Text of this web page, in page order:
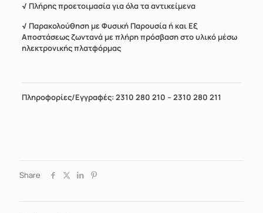
√ Πλήρης προετοιμασία για όλα τα αντικείμενα
√ Παρακολούθηση με Φυσική Παρουσία ή και Εξ
Αποστάσεως ζωντανά με πλήρη πρόσβαση στο υλικό μέσω
ηλεκτρονικής πλατφόρμας
Πληροφορίες/Εγγραφές: 2310 280 210 – 2310 280 211
Share